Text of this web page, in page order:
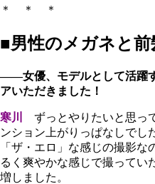
＊ ＊ ＊
■男性のメガネと
――女優、モデルとして活躍
アいただきました！
寒川
ずっとやりたいと思っ
ンション上がりっぱなしでし
「ザ・エロ」な感じの撮影
るく爽やかな感じで撮ってい
増しました。